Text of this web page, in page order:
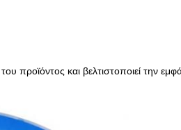
προϊόντος και βελτιστοποιεί την